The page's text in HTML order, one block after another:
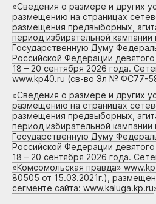
«Сведения о размере и других
размещению на страницах
размещения предвыборных,
период избирательной
Государственную Думу
Российской Федерации
18 – 20 сентября 2026 года.
www.kp40.ru (св-во Эл № ФС77-
«Сведения о размере и других
размещению на страницах
размещения предвыборных,
период избирательной
Государственную Думу
Российской Федерации
18 – 20 сентября 2026 года.
«Комсомольская правда»
80505 от 15.03.2021г.),
сегменте сайта: www.kaluga.kp.ru